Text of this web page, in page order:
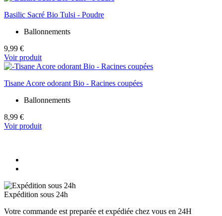
Basilic Sacré Bio Tulsi - Poudre
Ballonnements
9,99 €
Voir produit
Tisane Acore odorant Bio - Racines coupées
Ballonnements
8,99 €
Voir produit
Expédition sous 24h
Votre commande est preparée et expédiée chez vous en 24H